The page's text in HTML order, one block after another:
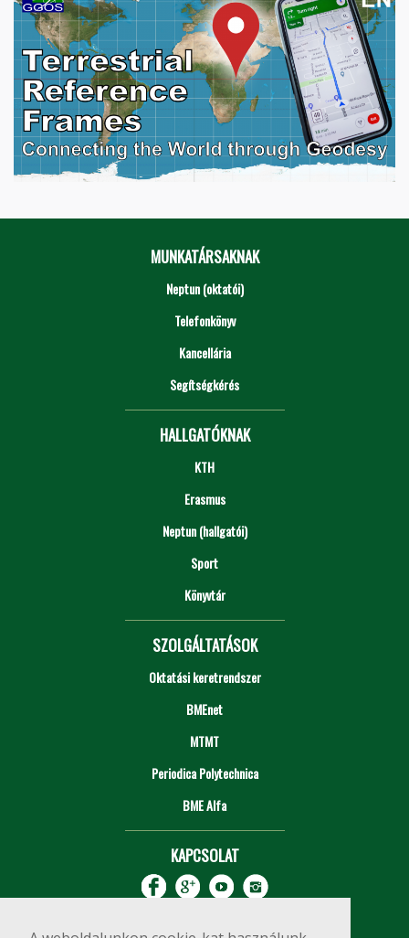
MUNKATÁRSAKNAK
Neptun (oktatói)
Telefonkönyv
Kancellária
Segítségkérés
HALLGATÓKNAK
KTH
Erasmus
Neptun (hallgatói)
Sport
Könyvtár
SZOLGÁLTATÁSOK
Oktatási keretrendszer
BMEnet
MTMT
Periodica Polytechnica
BME Alfa
KAPCSOLAT